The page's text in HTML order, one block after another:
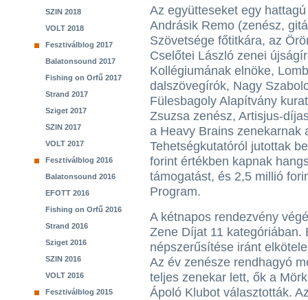
SZIN 2018
VOLT 2018
Fesztiválblog 2017
Balatonsound 2017
Fishing on Orfű 2017
Strand 2017
Sziget 2017
SZIN 2017
VOLT 2017
Fesztiválblog 2016
Balatonsound 2016
EFOTT 2016
Fishing on Orfű 2016
Strand 2016
Sziget 2016
SZIN 2016
VOLT 2016
Fesztiválblog 2015
Az együtteseket egy
Andrásik Remo (zenész,
Szövetsége főtitkára, az
Cselőtei László zenei
Kollégiumának elnöke,
dalszövegírók, Nagy
Fülesbagoly Alapítvány
Zsuzsa zenész, Artisjus-
a Heavy Brains zenekarnak
Tehetségkutatóról jutottak
forint értékben kapnak
támogatást, és 2,5 millió
Program.
A kétnapos rendezvény
Zene Díjat 11 kategóriában.
népszerűsítése iránt
Az év zenésze rendhagyó
teljes zenekar lett, ők a
Ápoló Klubot választották.